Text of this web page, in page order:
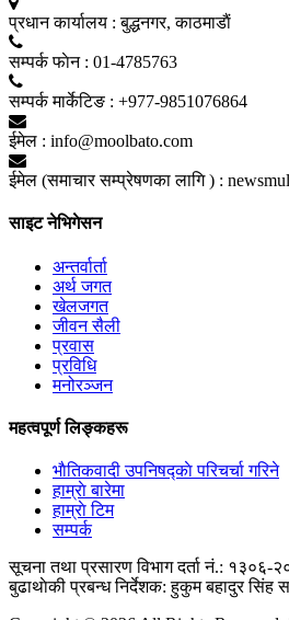
प्रधान कार्यालय : बुद्धनगर, काठमाडाैं
सम्पर्क फाेन : 01-4785763
सम्पर्क मार्केटिङ : +977-9851076864
ईमेल : info@moolbato.com
ईमेल (समाचार सम्प्रेषणका लागि ) :
साइट नेभिगेसन
अन्तर्वार्ता
अर्थ जगत
खेलजगत
जीवन सैली
प्रवास
प्रविधि
मनोरञ्जन
महत्वपूर्ण लिङ्कहरू
भाैतिकवादी उपनिषद्काे परिचर्चा गरिने
हाम्राे बारेमा
हाम्राे टिम
सम्पर्क
सूचना तथा प्रसारण विभाग दर्ता नं.: १३०६-
बुढाथाेकी प्रबन्ध निर्देशक: हुकुम बहादुर सिंह